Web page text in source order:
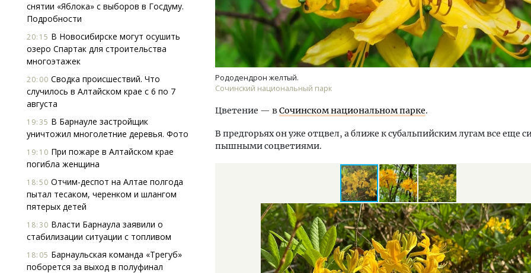
снятии «Яблока» с выборов в Госдуму.
Подробности
20:15 В Новосибирске могут осушить
озеро Спартак для строительства
многоэтажек
20:00 Сводка происшествий. Что
случилось в Алтайском крае с 6 по 7
августа
19:35 В Барнауле застройщик
уничтожил многолетние деревья. Фото
19:10 При пожаре в Алтайском крае
погибла женщина
18:50 Отчим-деспот на Алтае полгода
пытал тесаком, черенком и шлангом
пятерых детей
18:30 Власти Барнаула заявили о
стабилизации ситуации с топливом
18:05 Барнаульская команда «Трегуб»
поборется за выход в полуфинал
Рододендрон желтый.
Сочинский национальный парк
Цветение — вСочинском национальном парке.
В предгорьях он уже отцвел, а ближе к субальпийским лугам все еще
пышными соцветиями.
Ищем новые берега. Гендиректор
«Жилищной инициативы» Юрий
Гатилов — о том, как девелоперу
оставаться на плаву, когда рынок
штормит
СТРОИТЕЛЬСТВО
Архитектурный код начинается с
земли. Мощение крупноформатными
плитами становится новым
стандартом благоустройства
СТРОИТЕЛЬСТВО
Смелость архитектурных
Генеральный директор
ЗИАС — об эстетике
трендах в фасадах и